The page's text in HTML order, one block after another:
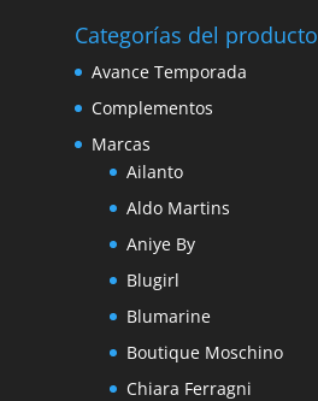
Categorías del producto
Avance Temporada
Complementos
Marcas
Ailanto
Aldo Martins
Aniye By
Blugirl
Blumarine
Boutique Moschino
Chiara Ferragni